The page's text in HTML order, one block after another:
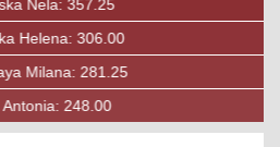
Aleksander: 250.00
Maciej: 210.00
Konrad: 206.00
Filip: 197.00